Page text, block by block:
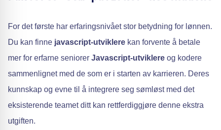
For det første har erfaringsnivået stor betydning for lønnen.
Du kan finne javascript-utviklere kan forvente å betale
mer for erfarne seniorer Javascript-utviklere og kodere
sammenlignet med de som er i starten av karrieren. Deres
kunnskap og evne til å integrere seg sømløst med det
eksisterende teamet ditt kan rettferdiggjøre denne ekstra
utgiften.